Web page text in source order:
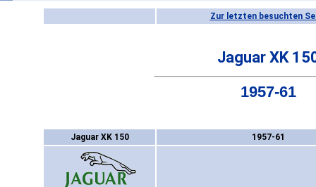
Zur letzten besuchten
Jaguar XK
1957-61
Jaguar XK 150 1957-61